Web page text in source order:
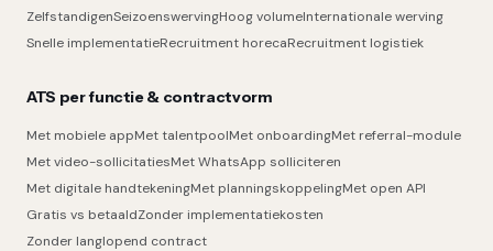
ZelfstandigenSeizoenswervingHoog volumeInternationale werving
Snelle implementatieRecruitment horecaRecruitment logistiek
ATS per functie & contractvorm
Met mobiele appMet talentpoolMet onboardingMet referral-module
Met video-sollicitatiesMet WhatsApp solliciteren
Met digitale handtekeningMet planningskoppelingMet open API
Gratis vs betaaldZonder implementatiekosten
Zonder langlopend contract